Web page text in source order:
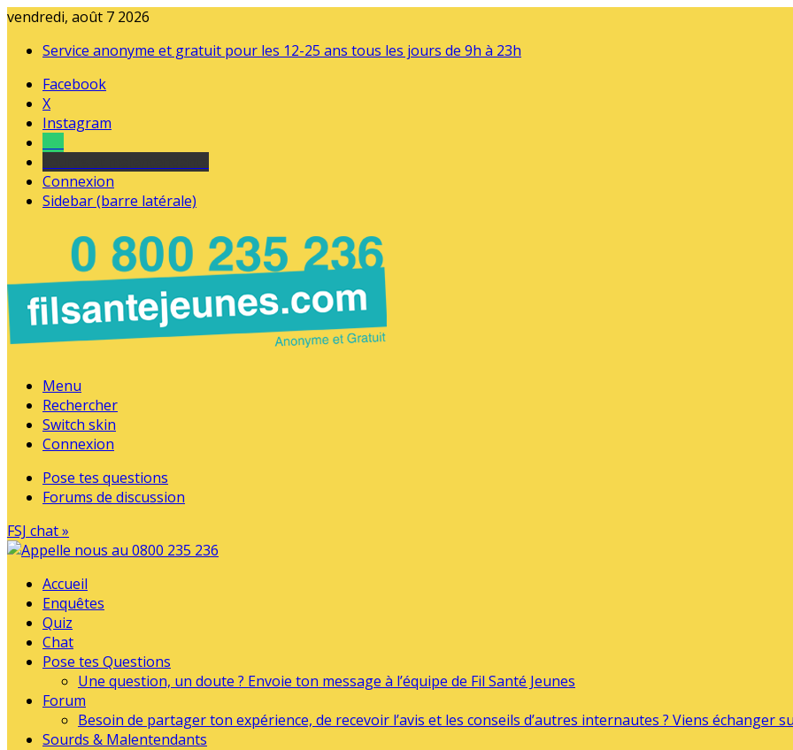
vendredi, août 7 2026
Service anonyme et gratuit pour les 12-25 ans tous les jours de 9h à 23h
Facebook
X
Instagram
Connexion
Sidebar (barre latérale)
Menu
Rechercher
Switch skin
Connexion
Pose tes questions
Forums de discussion
FSJ chat »
Accueil
Enquêtes
Quiz
Chat
Pose tes Questions
Une question, un doute ? Envoie ton message à l’équipe de Fil Santé Jeunes
Forum
Besoin de partager ton expérience, de recevoir l’avis et les conseils d’autres internautes ? Viens échanger
Sourds & Malentendants